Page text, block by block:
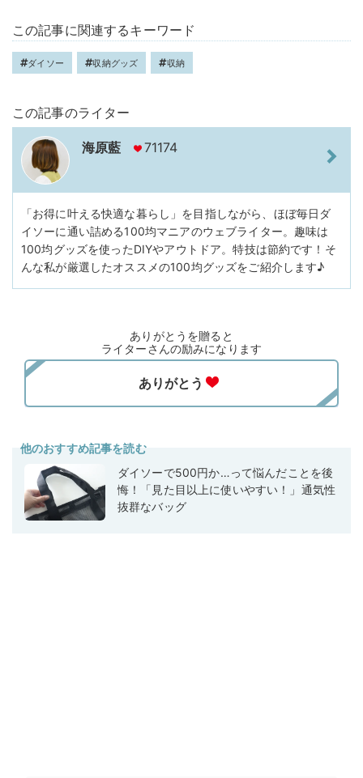
この記事に関連するキーワード
ダイソー 収納グッズ 収納
この記事のライター
海原藍 71174
「お得に叶える快適な暮らし」を目指しながら、ほぼ毎日ダ
イソーに通い詰める100均マニアのウェブライター。趣味は
100均グッズを使ったDIYやアウトドア。特技は節約です！そ
んな私が厳選したオススメの100均グッズをご紹介します♪
ありがとうを贈ると
ライターさんの励みになります
他のおすすめ記事を読む
ダイソーで500円か…って悩んだことを後
悔！「見た目以上に使いやすい！」通気性
抜群なバッグ